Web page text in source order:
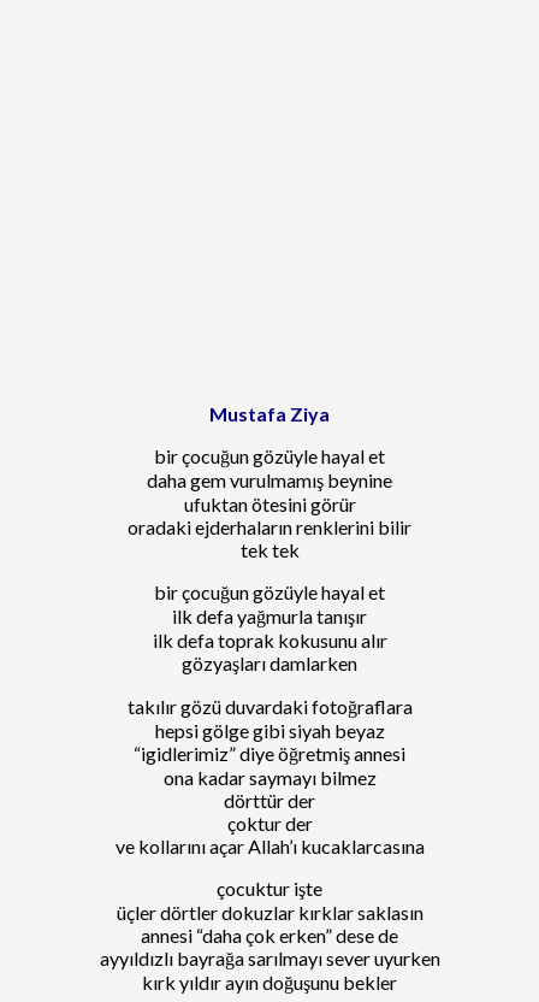
Mustafa Ziya
bir çocuğun gözüyle hayal et
daha gem vurulmamış beynine
ufuktan ötesini görür
oradaki ejderhaların renklerini bilir
tek tek
bir çocuğun gözüyle hayal et
ilk defa yağmurla tanışır
ilk defa toprak kokusunu alır
gözyaşları damlarken
takılır gözü duvardaki fotoğraflara
hepsi gölge gibi siyah beyaz
“igidlerimiz” diye öğretmiş annesi
ona kadar saymayı bilmez
dörttür der
çoktur der
ve kollarını açar Allah’ı kucaklarcasına
çocuktur işte
üçler dörtler dokuzlar kırklar saklasın
annesi “daha çok erken” dese de
ayyıldızlı bayrağa sarılmayı sever uyurken
kırk yıldır ayın doğuşunu bekler